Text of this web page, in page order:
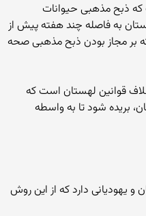
که ذبح مذهبی حیوانات
به فاصله چند هفته پیش از
که بر مجاز بودن ذبح مذهبی صحه
قوانین لهستان است که
بریده شود تا به واسطه
یهودیانی دارد که از این روش